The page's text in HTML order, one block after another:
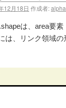
12月18日 作成者:
は、area要
は、リンク領域の